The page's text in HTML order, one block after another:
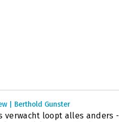
| Berthold Gunster
verwacht loopt alles anders -